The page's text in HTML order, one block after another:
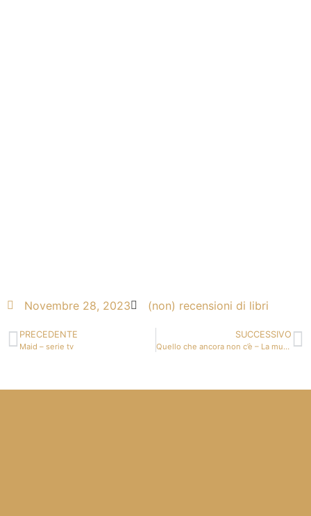
Novembre 28, 2023 (non) recensioni di libri
PRECEDENTE
Maid – serie tv
SUCCESSIVO
Quello che ancora non c’è – La musica è finita – Motta